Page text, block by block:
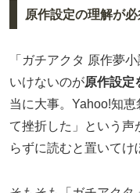
原作設定の理解が
「ガチアクタ 原作夢
いけないのが原作設定
当に大事。Yahoo!知
て挫折した」という声
らずに読むと置いてけ